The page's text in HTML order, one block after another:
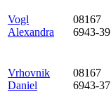
Vogl
Alexandra
08167
6943-39
Vrhovnik
Daniel
08167
6943-37